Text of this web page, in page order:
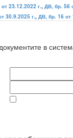
23.12.2022 г., ДВ, бр. 56
30.9.2025 г., ДВ, бр. 16 от
в